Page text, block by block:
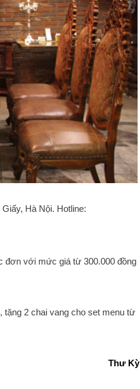
Hà Nội. Hotline:
đơn với mức giá từ 300.000 đồng
2 chai vang cho set menu từ
Thư Kỳ